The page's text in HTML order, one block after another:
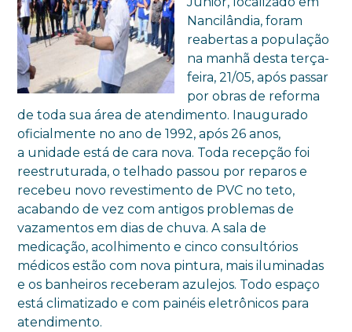
Nancilândia, foram
reabertas a população
na manhã desta terça-
feira, 21/05, após passar
por obras de reforma
de toda sua área de atendimento. Inaugurado
oficialmente no ano de 1992, após 26 anos,
a unidade está de cara nova. Toda recepção foi
reestruturada, o telhado passou por reparos e
recebeu novo revestimento de PVC no teto,
acabando de vez com antigos problemas de
vazamentos em dias de chuva. A sala de
medicação, acolhimento e cinco consultórios
médicos estão com nova pintura, mais iluminadas
e os banheiros receberam azulejos. Todo espaço
está climatizado e com painéis eletrônicos para
atendimento.